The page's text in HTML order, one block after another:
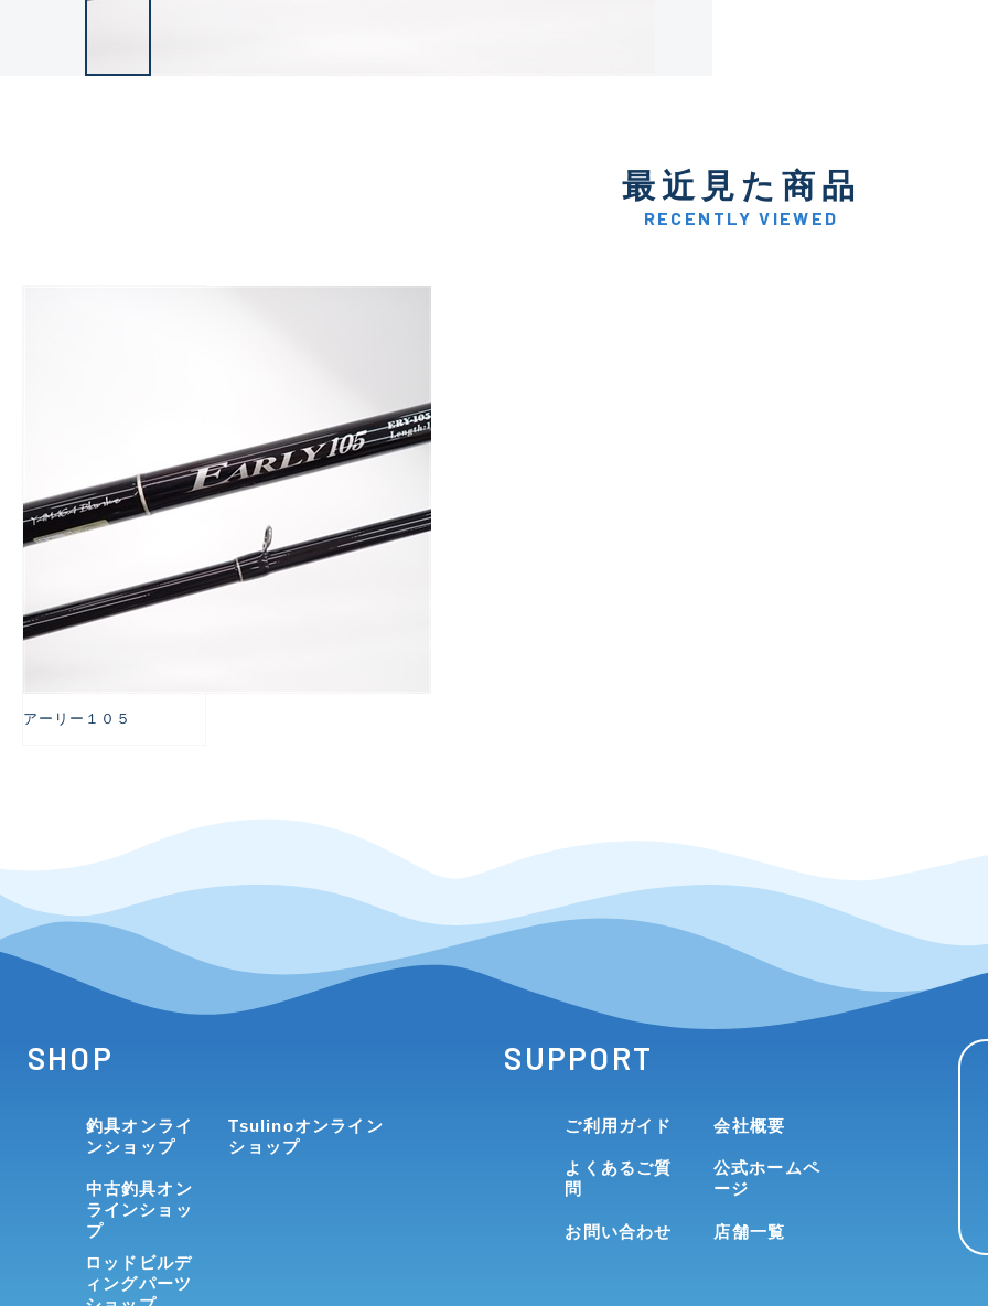
C-
い品
最近見た商品
RECENTLY VIEWED
アーリー１０５
SHOP
釣具オンライ
ンショップ
中古釣具オン
ラインショッ
プ
ロッドビルデ
ィングパーツ
Tsulinoオンライン
ショップ
SUPPORT
ご利用ガイド
よくあるご質
問
お問い合わせ
会社概要
公式ホームペ
ージ
店舗一覧